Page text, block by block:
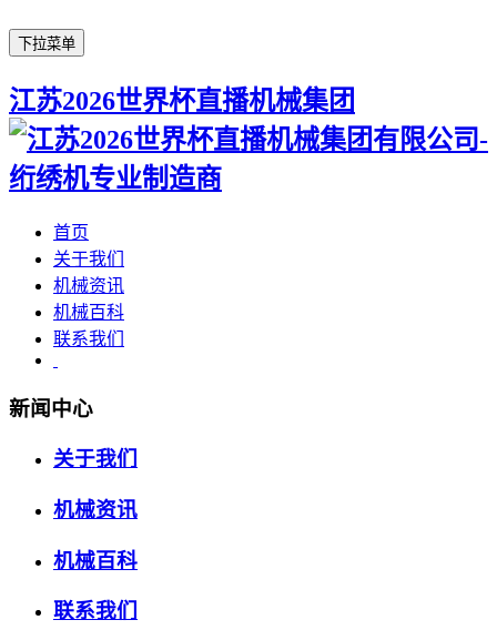
下拉菜单
江苏2026世界杯直播机械集团
首页
关于我们
机械资讯
机械百科
联系我们
新闻中心
关于我们
机械资讯
机械百科
联系我们